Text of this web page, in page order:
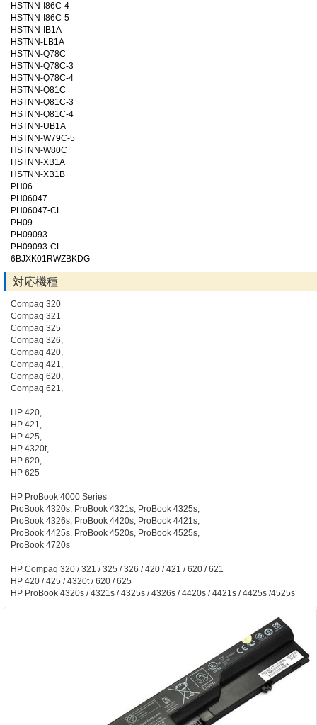
HSTNN-I86C-4
HSTNN-I86C-5
HSTNN-IB1A
HSTNN-LB1A
HSTNN-Q78C
HSTNN-Q78C-3
HSTNN-Q78C-4
HSTNN-Q81C
HSTNN-Q81C-3
HSTNN-Q81C-4
HSTNN-UB1A
HSTNN-W79C-5
HSTNN-W80C
HSTNN-XB1A
HSTNN-XB1B
PH06
PH06047
PH06047-CL
PH09
PH09093
PH09093-CL
6BJXK01RWZBKDG
対応機種
Compaq 320
Compaq 321
Compaq 325
Compaq 326,
Compaq 420,
Compaq 421,
Compaq 620,
Compaq 621,
HP 420,
HP 421,
HP 425,
HP 4320t,
HP 620,
HP 625
HP ProBook 4000 Series
ProBook 4320s, ProBook 4321s, ProBook 4325s,
ProBook 4326s, ProBook 4420s, ProBook 4421s,
ProBook 4425s, ProBook 4520s, ProBook 4525s,
ProBook 4720s
HP Compaq 320 / 321 / 325 / 326 / 420 / 421 / 620 / 621
HP 420 / 425 / 4320t / 620 / 625
HP ProBook 4320s / 4321s / 4325s / 4326s / 4420s / 4421s / 4425s /4525s